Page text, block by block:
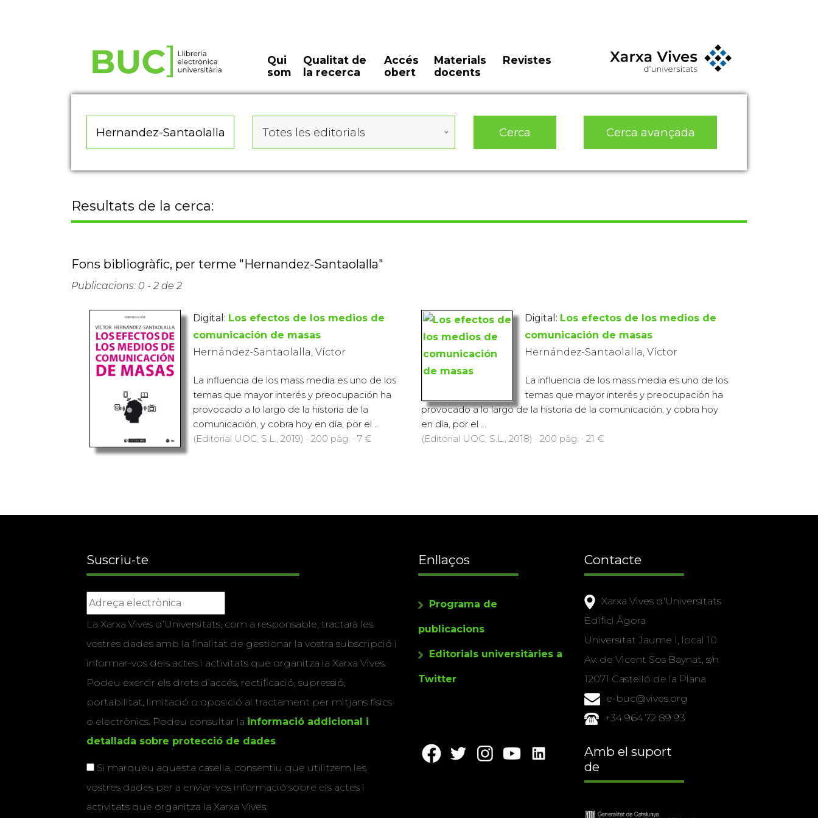
Qui
som
Qualitat de
la recerca
Accés
obert
Materials
docents
Revistes
Totes les editorials Cerca Cerca avançada
Resultats de la cerca:
Fons bibliogràfic, per terme "Hernandez-Santaolalla"
Publicacions: 0 - 2 de 2
Digital: Los efectos de los medios de
comunicación de masas
Hernández-Santaolalla, Víctor
La influencia de los mass media es uno de los
temas que mayor interés y preocupación ha
provocado a lo largo de la historia de la
comunicación, y cobra hoy en día, por el ...
(Editorial UOC, S.L., 2019) · 200 pàg. · 7 €
Digital: Los efectos de los medios de
comunicación de masas
Hernández-Santaolalla, Víctor
La influencia de los mass media es uno de los
temas que mayor interés y preocupación ha
provocado a lo largo de la historia de la comunicación, y cobra hoy
en día, por el ...
(Editorial UOC, S.L., 2018) · 200 pàg. · 21 €
Suscriu-te
La Xarxa Vives d’Universitats, com a responsable, tractarà les
vostres dades amb la finalitat de gestionar la vostra subscripció i
informar-vos dels actes i activitats que organitza la Xarxa Vives.
Podeu exercir els drets d’accés, rectificació, supressió,
portabilitat, limitació o oposició al tractament per mitjans físics
o electrònics. Podeu consultar la informació addicional i
detallada sobre protecció de dades.
Si marqueu aquesta casella, consentiu que utilitzem les
vostres dades per a enviar-vos informació sobre els actes i
activitats que organitza la Xarxa Vives.
Enllaços
Programa de
publicacions
Editorials universitàries a
Twitter
Contacte
Xarxa Vives d'Universitats
Edifici Àgora
Universitat Jaume I, local 10
Av. de Vicent Sos Baynat, s/n
12071 Castelló de la Plana
e-buc@vives.org
+34 964 72 89 93
Amb el suport
de